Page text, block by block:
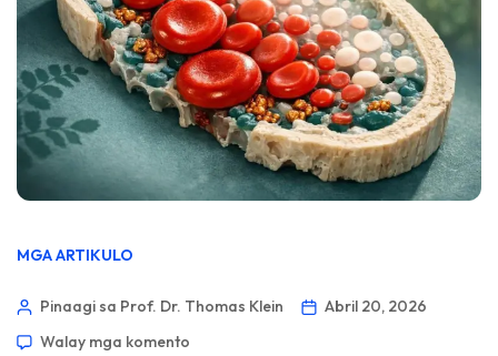
MGA ARTIKULO
Pinaagi sa Prof. Dr. Thomas Klein
Abril 20, 2026
Walay mga komento